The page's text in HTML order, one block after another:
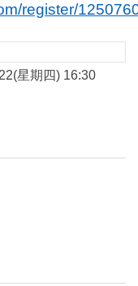
register/
星期四) 16:30